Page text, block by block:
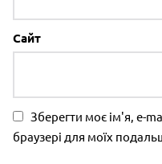
Сайт
Зберегти моє ім'я, e-
браузері для моїх